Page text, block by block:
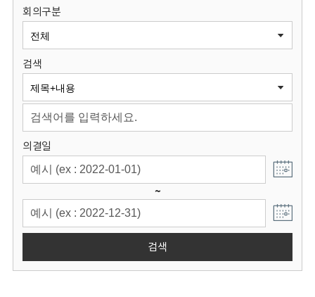
원
회
회의구분
검색
의결일
~
검색